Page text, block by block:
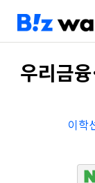
우리금
이학